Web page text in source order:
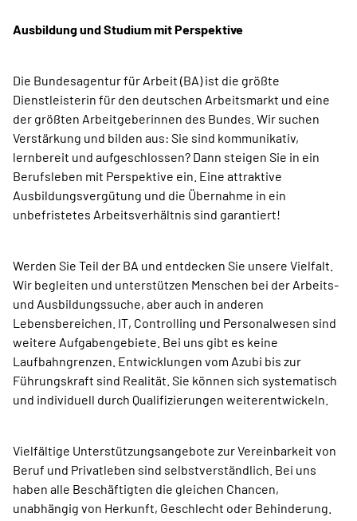
Ausbildung und Studium mit Perspektive
Die Bundesagentur für Arbeit (BA) ist die größte
Dienstleisterin für den deutschen Arbeitsmarkt und eine
der größten Arbeitgeberinnen des Bundes. Wir suchen
Verstärkung und bilden aus: Sie sind kommunikativ,
lernbereit und aufgeschlossen? Dann steigen Sie in ein
Berufsleben mit Perspektive ein. Eine attraktive
Ausbildungsvergütung und die Übernahme in ein
unbefristetes Arbeitsverhältnis sind garantiert!
Werden Sie Teil der BA und entdecken Sie unsere Vielfalt.
Wir begleiten und unterstützen Menschen bei der Arbeits-
und Ausbildungssuche, aber auch in anderen
Lebensbereichen. IT, Controlling und Personalwesen sind
weitere Aufgabengebiete. Bei uns gibt es keine
Laufbahngrenzen. Entwicklungen vom Azubi bis zur
Führungskraft sind Realität. Sie können sich systematisch
und individuell durch Qualifizierungen weiterentwickeln.
Vielfältige Unterstützungsangebote zur Vereinbarkeit von
Beruf und Privatleben sind selbstverständlich. Bei uns
haben alle Beschäftigten die gleichen Chancen,
unabhängig von Herkunft, Geschlecht oder Behinderung.